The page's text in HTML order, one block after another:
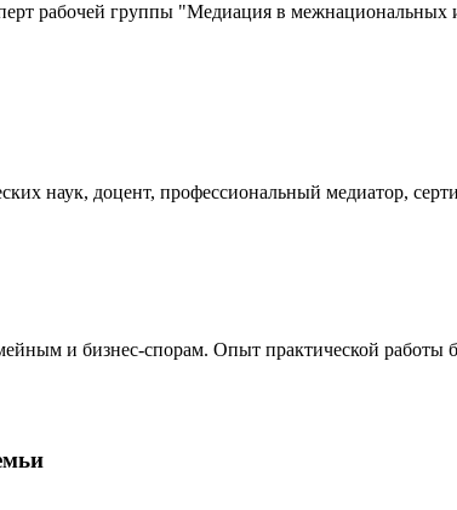
рабочей группы "Медиация в
наук, доцент, профессиональный медиатор,
и бизнес-спорам. Опыт практической работы